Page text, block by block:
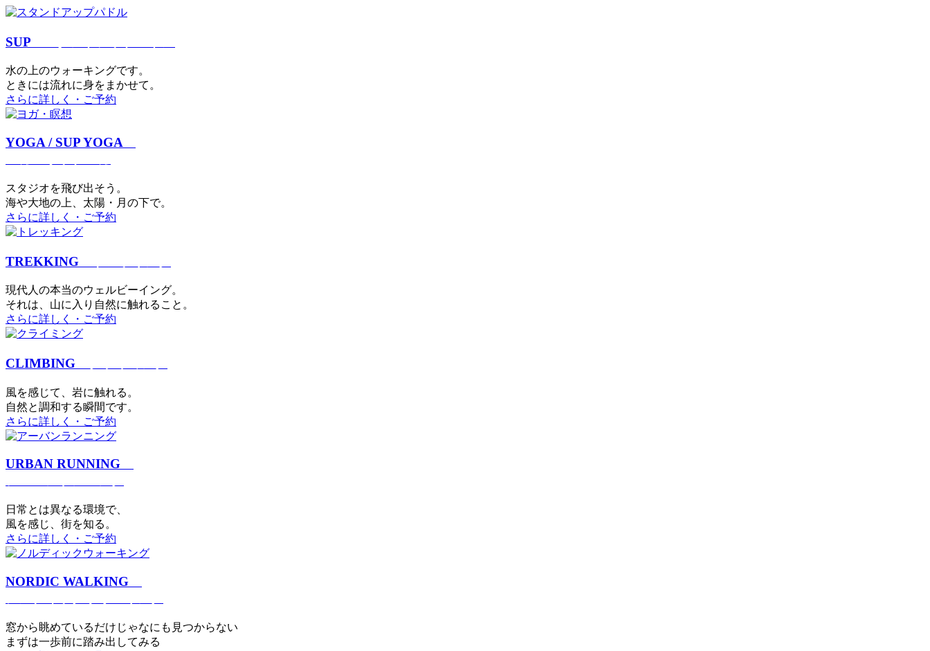
SUP
⽔の上のウォーキングです。
ときには流れに身をまかせて。
さらに詳しく・ご予約
YOGA / SUP YOGA
スタジオを⾶び出そう。
海や大地の上、太陽・⽉の下で。
さらに詳しく・ご予約
TREKKING
現代⼈の本当のウェルビーイング。
それは、⼭に⼊り⾃然に触れること。
さらに詳しく・ご予約
CLIMBING
⾵を感じて、岩に触れる。
⾃然と調和する瞬間です。
さらに詳しく・ご予約
URBAN RUNNING
日常とは異なる環境で、
風を感じ、街を知る。
さらに詳しく・ご予約
NORDIC WALKING
窓から眺めているだけじゃなにも見つからない
まずは一歩前に踏み出してみる